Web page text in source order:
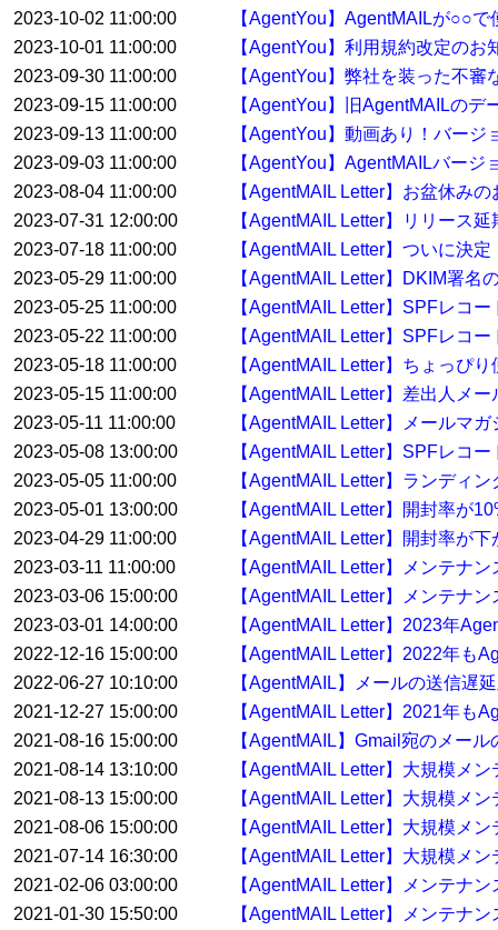
2023-10-02 11:00:00
【AgentYou】AgentMAILが○○
2023-10-01 11:00:00
【AgentYou】利用規約改定のお
2023-09-30 11:00:00
【AgentYou】弊社を装った不
2023-09-15 11:00:00
【AgentYou】旧AgentMAILの
2023-09-13 11:00:00
【AgentYou】動画あり！バー
2023-09-03 11:00:00
【AgentYou】AgentMAILバー
2023-08-04 11:00:00
【AgentMAIL Letter】お盆休み
2023-07-31 12:00:00
【AgentMAIL Letter】リリース
2023-07-18 11:00:00
【AgentMAIL Letter】ついに決
2023-05-29 11:00:00
【AgentMAIL Letter】DKIM署
2023-05-25 11:00:00
【AgentMAIL Letter】SPFレコ
2023-05-22 11:00:00
【AgentMAIL Letter】SPFレコ
2023-05-18 11:00:00
【AgentMAIL Letter】ちょっぴ
2023-05-15 11:00:00
【AgentMAIL Letter】差出人メ
2023-05-11 11:00:00
【AgentMAIL Letter】メールマ
2023-05-08 13:00:00
【AgentMAIL Letter】SPFレコ
2023-05-05 11:00:00
【AgentMAIL Letter】ランディ
2023-05-01 13:00:00
【AgentMAIL Letter】開封率が
2023-04-29 11:00:00
【AgentMAIL Letter】開封率が
2023-03-11 11:00:00
【AgentMAIL Letter】メンテナ
2023-03-06 15:00:00
【AgentMAIL Letter】メンテナ
2023-03-01 14:00:00
【AgentMAIL Letter】2023年
2022-12-16 15:00:00
【AgentMAIL Letter】2022年も
2022-06-27 10:10:00
【AgentMAIL】メールの送信遅
2021-12-27 15:00:00
【AgentMAIL Letter】2021年も
2021-08-16 15:00:00
【AgentMAIL】Gmail宛のメー
2021-08-14 13:10:00
【AgentMAIL Letter】大規模メ
2021-08-13 15:00:00
【AgentMAIL Letter】大規模メ
2021-08-06 15:00:00
【AgentMAIL Letter】大規模メ
2021-07-14 16:30:00
【AgentMAIL Letter】大規模メ
2021-02-06 03:00:00
【AgentMAIL Letter】メンテナ
2021-01-30 15:50:00
【AgentMAIL Letter】メンテナ